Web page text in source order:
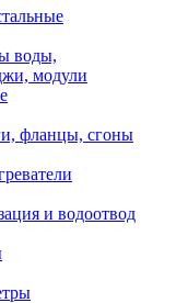
воды,
модули
фланцы, сгоны
и водоотвод